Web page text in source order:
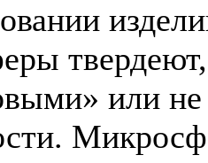
или